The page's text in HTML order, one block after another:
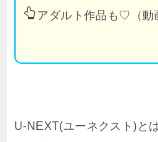
アダルト作品も♡（動
U-NEXT(ユーネクスト)と